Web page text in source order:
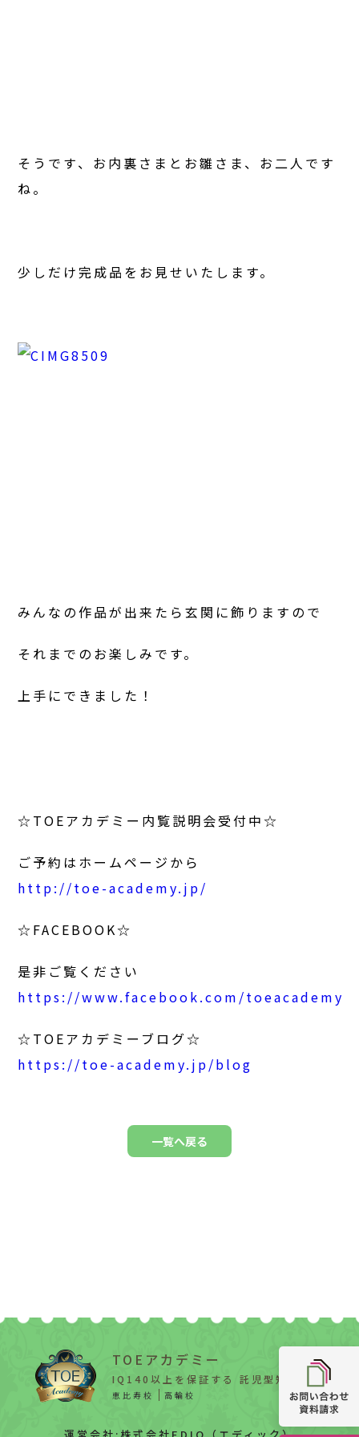
そうです、お内裏さまとお雛さま、お二人です
ね。
少しだけ完成品をお見せいたします。
みんなの作品が出来たら玄関に飾りますので
それまでのお楽しみです。
上手にできました！
☆TOEアカデミー内覧説明会受付中☆
ご予約はホームページから
http://toe-academy.jp/
☆FACEBOOK☆
是非ご覧ください
https://www.facebook.com/toeacademy
☆TOEアカデミーブログ☆
https://toe-academy.jp/blog
一覧へ戻る
TOEアカデミー
IQ140以上を保証する 託児型知能教育
恵比寿校 高輪校